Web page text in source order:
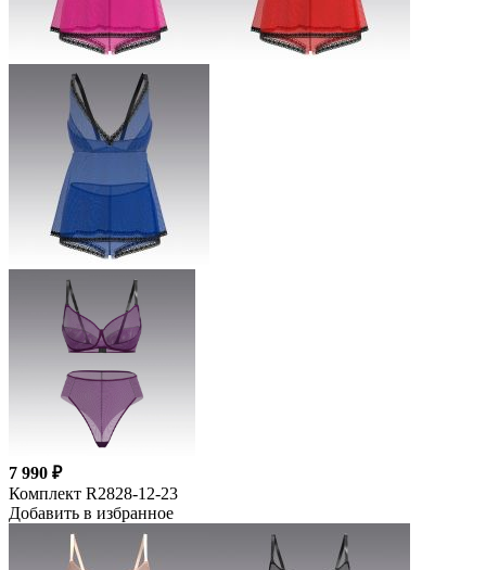
7 990 ₽
Комплект R2828-12-23
Добавить в избранное